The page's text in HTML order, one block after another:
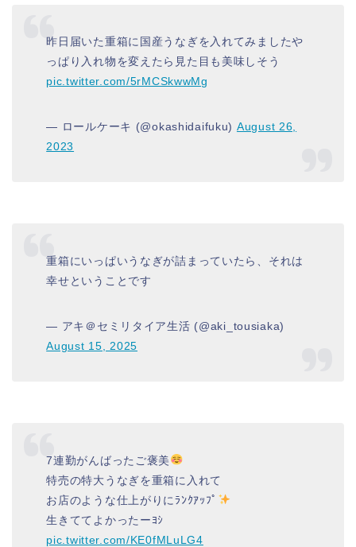
昨日届いた重箱に国産うなぎを入れてみましたや
っぱり入れ物を変えたら見た目も美味しそう
pic.twitter.com/5rMCSkwwMg
— ロールケーキ (@okashidaifuku) August 26,
2023
重箱にいっぱいうなぎが詰まっていたら、それは
幸せということです
— アキ＠セミリタイア生活 (@aki_tousiaka)
August 15, 2025
7連勤がんばったご褒美
特売の特大うなぎを重箱に入れて
お店のような仕上がりにﾗﾝｸｱｯﾌﾟ
生きててよかったーﾖｼ
pic.twitter.com/KE0fMLuLG4